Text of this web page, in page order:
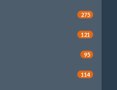
275
121
95
114